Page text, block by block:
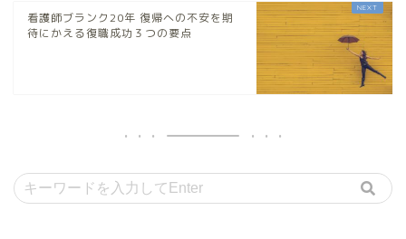
看護師ブランク20年 復帰への不安を期
待にかえる復職成功３つの要点